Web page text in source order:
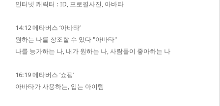
인터넷 캐릭터 : ID, 프로필사진, 아바타
14:12 메타버스 ‘아바타’
원하는 나를 창조할 수 있다 "아바타"
나를 능가하는 나, 내가 원하는 나, 사람들이 좋아하는 나
16:19 메타버스 ‘쇼핑’
아바타가 사용하는, 입는 아이템